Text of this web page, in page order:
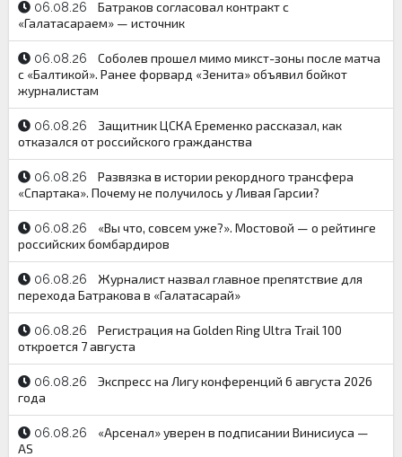
06.08.26
Батраков согласовал контракт с
«Галатасараем» — источник
06.08.26
Соболев прошел мимо микст-зоны после матча
с «Балтикой». Ранее форвард «Зенита» объявил бойкот
журналистам
06.08.26
Защитник ЦСКА Еременко рассказал, как
отказался от российского гражданства
06.08.26
Развязка в истории рекордного трансфера
«Спартака». Почему не получилось у Ливая Гарсии?
06.08.26
«Вы что, совсем уже?». Мостовой — о рейтинге
российских бомбардиров
06.08.26
Журналист назвал главное препятствие для
перехода Батракова в «Галатасарай»
06.08.26
Регистрация на Golden Ring Ultra Trail 100
откроется 7 августа
06.08.26
Экспресс на Лигу конференций 6 августа 2026
года
06.08.26
«Арсенал» уверен в подписании Винисиуса —
AS